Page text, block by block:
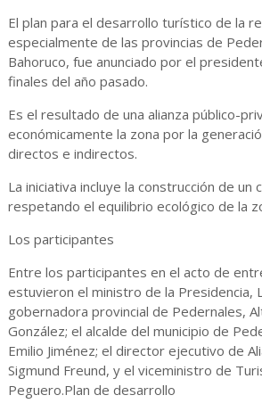
El plan para el desarrollo turístico de la
especialmente de las provincias de
Bahoruco, fue anunciado por el
finales del año pasado.
Es el resultado de una alianza público-
económicamente la zona por la
directos e indirectos.
La iniciativa incluye la construcción de
respetando el equilibrio ecológico de la
Los participantes
Entre los participantes en el acto de
estuvieron el ministro de la Presidencia,
gobernadora provincial de Pedernales,
González; el alcalde del municipio de
Emilio Jiménez; el director ejecutivo de
Sigmund Freund, y el viceministro de
Peguero.Plan de desarrollo